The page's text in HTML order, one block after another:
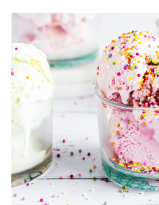
yoğunluğu ve kilo kontrolüne
sayesinde yer vermeniz